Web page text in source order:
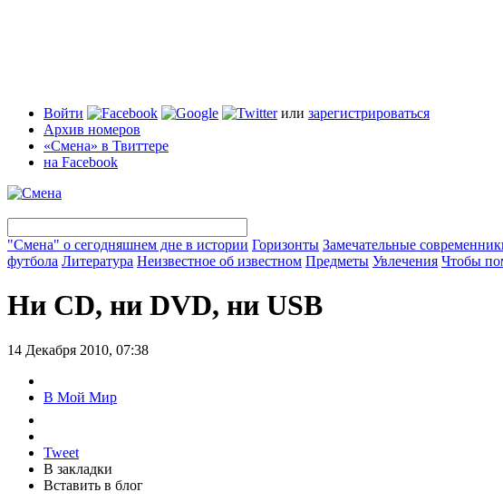
Войти или зарегистрироваться
Архив номеров
«Смена» в Твиттере
на Facebook
"Смена" о сегодняшнем дне в истории Горизонты Замечательные
футбола Литература Неизвестное об известном Предметы Увлечения Чтобы
Ни CD, ни DVD, ни USB
14 Декабря 2010, 07:38
В Мой Мир
Tweet
В закладки
Вставить в блог